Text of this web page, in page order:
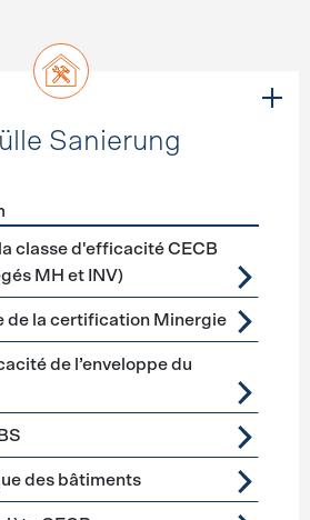
Sanierung
Gebäudehülle Sanierung
classe d'efficacité CECB
MH et INV)
de la certification Minergie
de l’enveloppe du
des bâtiments